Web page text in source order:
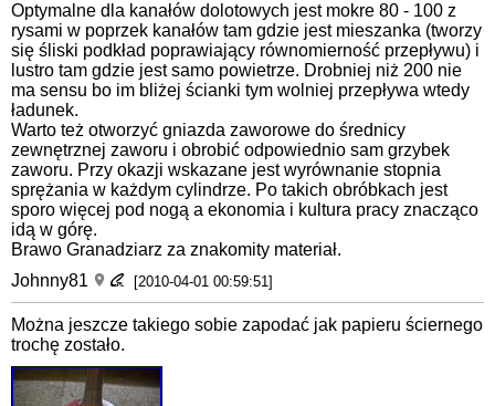
Optymalne dla kanałów dolotowych jest mokre 80 - 100 z
rysami w poprzek kanałów tam gdzie jest mieszanka (tworzy
się śliski podkład poprawiający równomierność przepływu) i
lustro tam gdzie jest samo powietrze. Drobniej niż 200 nie
ma sensu bo im bliżej ścianki tym wolniej przepływa wtedy
ładunek.
Warto też otworzyć gniazda zaworowe do średnicy
zewnętrznej zaworu i obrobić odpowiednio sam grzybek
zaworu. Przy okazji wskazane jest wyrównanie stopnia
sprężania w każdym cylindrze. Po takich obróbkach jest
sporo więcej pod nogą a ekonomia i kultura pracy znacząco
idą w górę.
Brawo Granadziarz za znakomity materiał.
Johnny81
[2010-04-01 00:59:51]
Można jeszcze takiego sobie zapodać jak papieru ściernego
trochę zostało.